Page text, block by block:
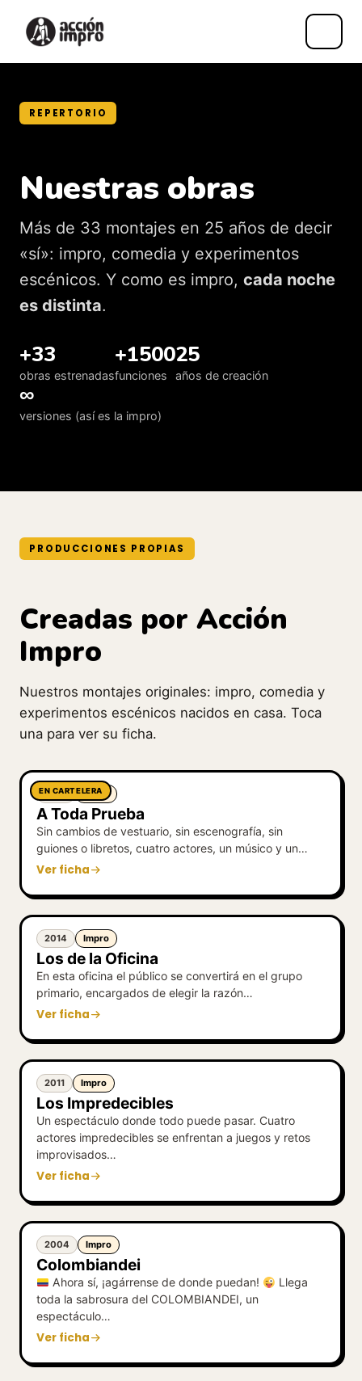
contenidoREPERTORIO
Nuestras obras
Más de 33 montajes en 25 años de decir
«sí»: impro, comedia y experimentos
escénicos. Y como es impro, cada noche
es distinta.
+33
obras estrenadas
+1500
funciones
25
años de creación
∞
versiones (así es la impro)
PRODUCCIONES PROPIAS
Creadas por Acción
Impro
Nuestros montajes originales: impro, comedia y
experimentos escénicos nacidos en casa. Toca
una para ver su ficha.
EN CARTELERA
2001 Impro
A Toda Prueba
Sin cambios de vestuario, sin escenografía, sin
guiones o libretos, cuatro actores, un músico y un…
Ver ficha
2014 Impro
Los de la Oficina
En esta oficina el público se convertirá en el grupo
primario, encargados de elegir la razón…
Ver ficha
2011 Impro
Los Impredecibles
Un espectáculo donde todo puede pasar. Cuatro
actores impredecibles se enfrentan a juegos y retos
improvisados…
Ver ficha
2004 Impro
Colombiandei
Ahora sí, ¡agárrense de donde puedan!
Llega
toda la sabrosura del COLOMBIANDEI, un
espectáculo…
Ver ficha